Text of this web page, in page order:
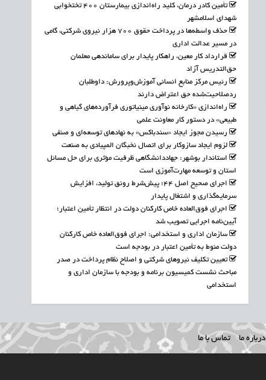
تأمین کادر درمان، کلید راه‌اندازی بیمارستان ۴۰۰ تختخوابی
شهدای اسلامشهر
حذف واسطه‌ها در پرداخت حقوق ۷۰۰ هزار نیروی شرکتی، گامی
در مسیر عدالت اداری
قرارداد کار معین، راهکار پایدار برای ساماندهی معلمان
حق‌التدریس آزاد
رئیس مرکز منابع انسانی آموزش‌وپرورش: داوطلبان
ردصلاحیت‌شده حق اعتراض دارند
راه‌اندازی «کارخانه نوآوری مینیاتوری فرآورده‌های گیاهی و
طبیعی» در دستور کار معاونت علمی
رسیدن مجوز ایجاد «سندباکس» به نهادهای توسعه‌ای و صنفی
لزوم ایجاد سازوکار برای اتصال نخبگان المپیادی به صنعت
استاندار بوشهر: جهاددانشگاهی ظرفیت مؤثری برای حل مسائل
استان و توسعه مهارت‌آموزی است
اجرای صحیح اصل ۴۴؛ پیش‌شرط رونق تولید، افزایش
سرمایه‌گذاری و اشتغال پایدار
اجرای فوق‌العاده خاص کارکنان دولت در انتظار تأمین اعتبار؛
آیین‌نامه اجرایی تصویب شد
سازمان اداری و استخدامی: اجرای فوق‌العاده خاص کارکنان
دولت منوط به تأمین اعتبار در بودجه است
تعیین تکلیف نیروهای شرکتی و اصلاح نظام پرداخت در صدر
مباحث نشست کمیسیون برنامه و بودجه با سازمان اداری و
استخدامی
درباره ما تماس با ما